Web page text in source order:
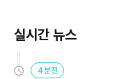
실시간 뉴스
4분전